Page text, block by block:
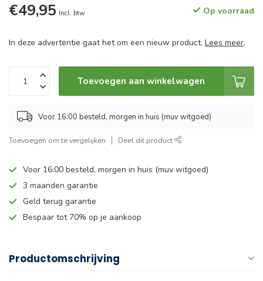
€49,95 Incl. btw Op voorraad
In deze advertentie gaat het om een nieuw product. Lees meer.
Toevoegen aan winkelwagen
Voor 16:00 besteld, morgen in huis (muv witgoed)
Toevoegen om te vergelijken Deel dit product
Voor 16:00 besteld, morgen in huis (muv witgoed)
3 maanden garantie
Geld terug garantie
Bespaar tot 70% op je aankoop
Productomschrijving